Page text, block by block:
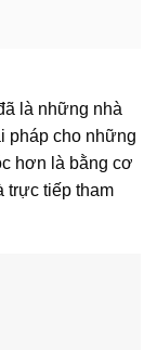
là những nhà
pháp cho những
hơn là bằng cơ
trực tiếp tham